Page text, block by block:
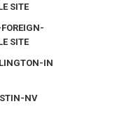
SITE
SITE
IN
NV